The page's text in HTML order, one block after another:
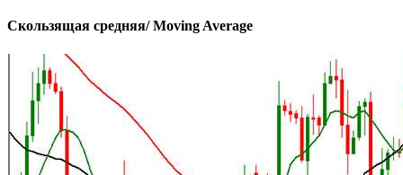
Скользящая средняя/ Moving Average